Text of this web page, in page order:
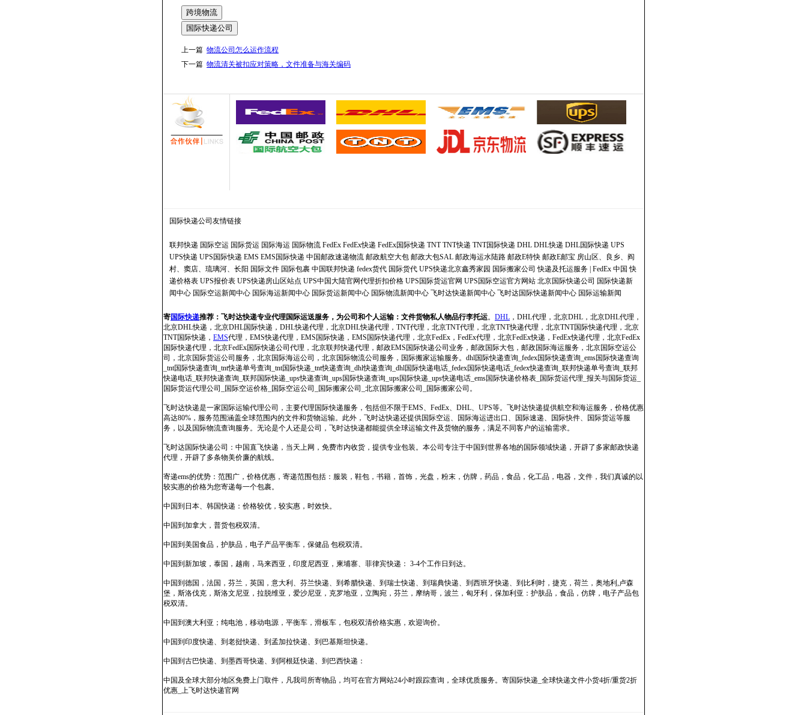
跨境物流
国际快递公司
上一篇 物流公司怎么运作流程
下一篇 物流清关被扣应对策略，文件准备与海关编码
国际快递公司 友情链接
联邦快递 国际空运 国际货运 国际海运 国际物流 FedEx FedEx快递 FedEx国际快递 TNT TNT快递 TNT国际快递 DHL DHL快递 DHL国际快递 UPS
UPS快递 UPS国际快递 EMS EMS国际快递 中国邮政速递物流 邮政航空大包 邮政大包SAL 邮政海运水陆路 邮政E特快 邮政E邮宝 房山区、良乡、阎
村、窦店、琉璃河、长阳 国际文件 国际包裹 中国联邦快递 fedex货代 国际货代 UPS快递北京鑫秀家园 国际搬家公司 快递及托运服务 | FedEx 中国 快
递价格表 UPS报价表 UPS快递房山区站点 UPS中国大陆官网代理折扣价格 UPS国际货运官网 UPS国际空运官方网站 北京国际快递公司 国际快递新
闻中心 国际空运新闻中心 国际海运新闻中心 国际货运新闻中心 国际物流新闻中心 飞时达快递新闻中心 飞时达国际快递新闻中心 国际运输新闻
寄国际快递推荐： 飞时达快递专业代理国际运送服务，为公司和个人运输：文件货物私人物品行李托运。 DHL ，DHL代理，北京DHL，北京DHL代理，
北京DHL快递，北京DHL国际快递，DHL快递代理，北京DHL快递代理，TNT代理，北京TNT代理，北京TNT快递代理，北京TNT国际快递代理，北京
TNT国际快递， EMS代理，EMS快递代理，EMS国际快递，EMS国际快递代理，北京FedEx，FedEx代理，北京FedEx快递，FedEx快递代理，北京FedEx
国际快递代理，北京FedEx国际快递公司代理，北京联邦快递代理，邮政EMS国际快递公司业务，邮政国际大包，邮政国际海运服务，北京国际空运公
司，北京国际货运公司服务，北京国际海运公司，北京国际物流公司服务，国际搬家运输服务。dhl国际快递查询_fedex国际快递查询_ems国际快递查询
_tnt国际快递查询_tnt快递单号查询_tnt国际快递_tnt快递查询_dhl快递查询_dhl国际快递电话_fedex国际快递电话_fedex快递查询_联邦快递单号查询_联邦
快递电话_联邦快递查询_联邦国际快递_ups快递查询_ups国际快递查询_ups国际快递_ups快递电话_ems国际快递价格表_国际货运代理_报关与国际货运_
国际货运代理公司_国际空运价格_国际空运公司_国际搬家公司_北京国际搬家公司_国际搬家公司。
飞时达快递是一家国际运输代理公司，主要代理国际快递服务，包括但不限于EMS、FedEx、DHL、UPS等。飞时达快递提供航空和海运服务，价格优惠
高达80%，服务范围涵盖全球范围内的文件和货物运输。此外，飞时达快递还提供国际空运、国际海运进出口、国际速递、国际快件、国际货运等服
务，以及国际物流查询服务。无论是个人还是公司，飞时达快递都能提供全球运输文件及货物的服务，满足不同客户的运输需求。
飞时达国际快递公司：中国直飞快递，当天上网，免费市内收货，提供专业包装。本公司专注于中国到世界各地的国际领域快递，开辟了多家邮政快递
代理，开辟了多条物美价廉的航线。
寄递ems的优势：范围广，价格优惠，寄递范围包括：服装，鞋包，书籍，首饰，光盘，粉末，仿牌，药品，食品，化工品，电器，文件，我们真诚的以
较实惠的价格为您寄递每一个包裹。
中国到日本、韩国快递：价格较优，较实惠，时效快。
中国到加拿大，普货包税双清。
中国到美国食品，护肤品，电子产品平衡车，保健品 包税双清。
中国到新加坡，泰国，越南，马来西亚，印度尼西亚，柬埔寨、菲律宾快递： 3-4个工作日到达。
中国到德国，法国，芬兰，英国，意大利、芬兰快递、到希腊快递、到瑞士快递、到瑞典快递、到西班牙快递、到比利时，捷克，荷兰，奥地利,卢森
堡，斯洛伐克，斯洛文尼亚，拉脱维亚，爱沙尼亚，克罗地亚，立陶宛，芬兰，摩纳哥，波兰，匈牙利，保加利亚：护肤品，食品，仿牌，电子产品包
税双清。
中国到澳大利亚；纯电池，移动电源，平衡车，滑板车，包税双清价格实惠，欢迎询价。
中国到印度快递、到老挝快递、到孟加拉快递、到巴基斯坦快递。
中国到古巴快递、到墨西哥快递、到阿根廷快递、到巴西快递：
中国及全球大部分地区免费上门取件，凡我司所寄物品，均可在官方网站24小时跟踪查询，全球优质服务。寄国际快递_全球快递文件小货4折/重货2折
优惠_上飞时达快递官网